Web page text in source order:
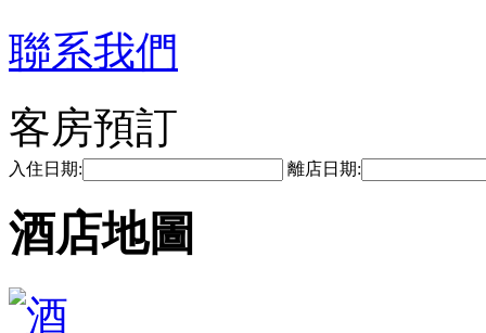
聯系我們
客房預訂
入住日期: 離店日期:
酒店地圖